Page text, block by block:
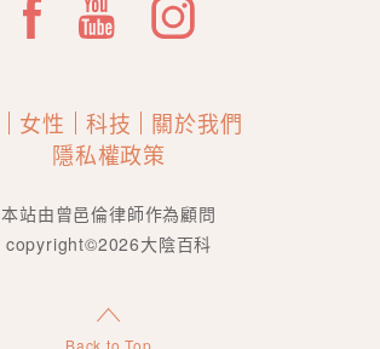
女性 科技
關於我們
隱私權政策
本站由曾邑倫律師作為顧問
copyright©2026大陰百科